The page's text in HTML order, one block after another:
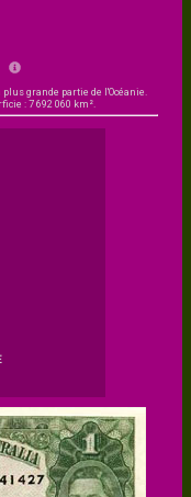
grande partie de l'Océanie.
: 7 692 060 km².